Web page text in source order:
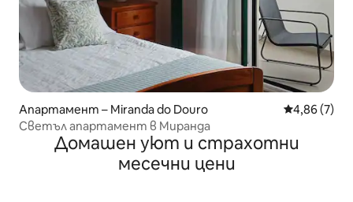
Апартамент – Miranda do Douro Средна
4,86 (7)
Светъл апартамент в Миранда
Домашен уют и страхотни
месечни цени